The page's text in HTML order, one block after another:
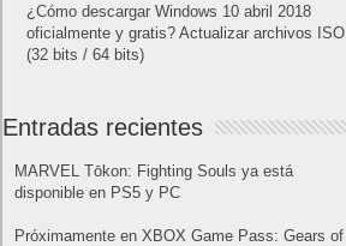
¿Cómo descargar Windows 10 abril 2018
oficialmente y gratis? Actualizar archivos ISO
(32 bits / 64 bits)
Entradas recientes
MARVEL Tōkon: Fighting Souls ya está
disponible en PS5 y PC
Próximamente en XBOX Game Pass: Gears of